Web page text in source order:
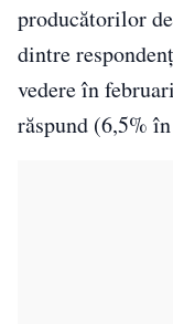
producătorilor
dintre
vedere în
răspund (6,5%